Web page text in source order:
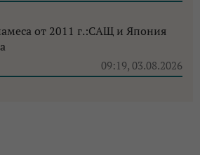
от 2011 г.:САЩ и Япония
09:19, 03.08.2026